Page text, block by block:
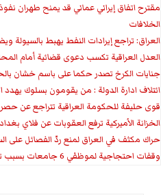
مقترح اتفاق إيراني عماني قد يمنح طهران
الخلافات
العراق: تراجع إيرادات النفط يهبط بالسيولة
العدل العراقية تكسب دعوى قضائية أمام
جنايات الكرخ تصدر حكما على باسم خشان بالحبس الشديد 3
ائتلاف ادارة الدولة : من يقومون بسلوك يهدد
قوى حليفة للحكومة العراقية تتراجع عن
الخزانة الأميركية ترفع العقوبات عن فلاي بغداد
حراك مكثف في العراق لمنع ردّ الفصائل على
وقفات احتجاجية لموظفي 6 جامعات بسبب تأخر الرواتب